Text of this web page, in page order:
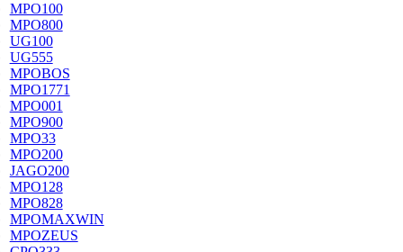
MPO100
MPO800
UG100
UG555
MPOBOS
MPO1771
MPO001
MPO900
MPO33
MPO200
JAGO200
MPO128
MPO828
MPOMAXWIN
MPOZEUS